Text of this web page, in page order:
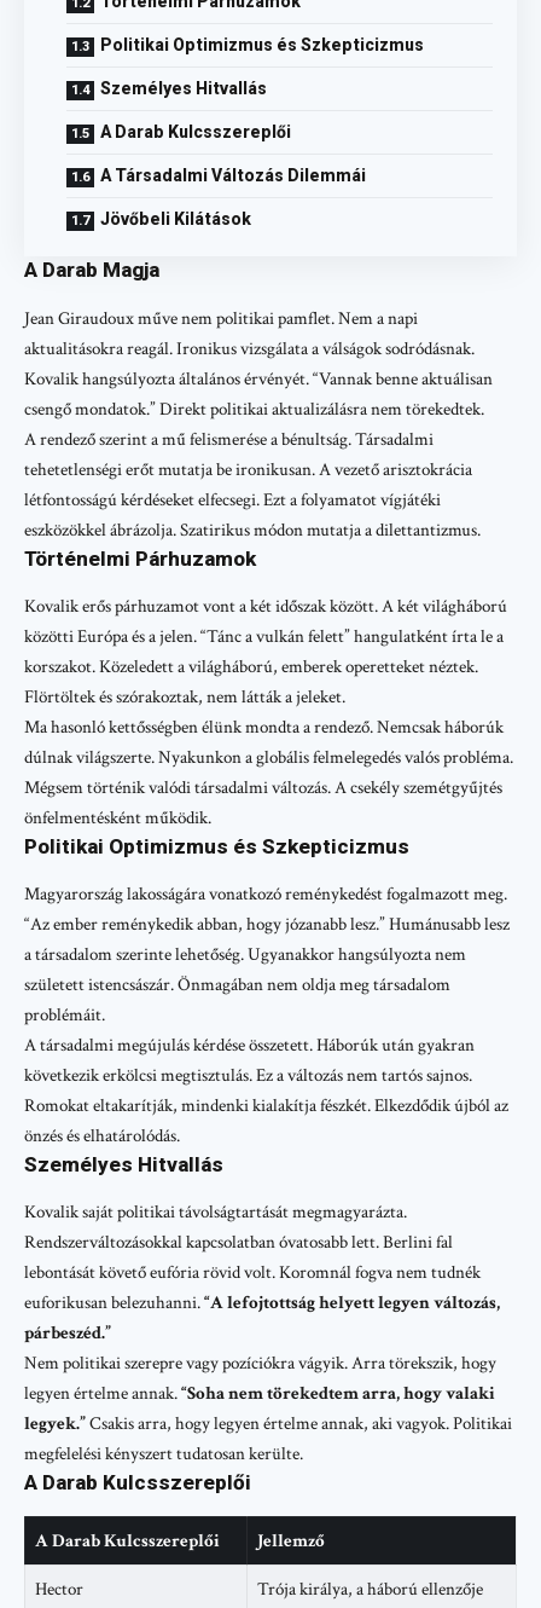
Politikai Optimizmus és Szkepticizmus
Személyes Hitvallás
A Darab Kulcsszereplői
A Társadalmi Változás Dilemmái
Jövőbeli Kilátások
A Darab Magja
Jean Giraudoux műve nem politikai pamflet. Nem a napi
aktualitásokra reagál. Ironikus vizsgálata a válságok sodródásnak.
Kovalik hangsúlyozta általános érvényét. “Vannak benne aktuálisan
csengő mondatok.” Direkt politikai aktualizálásra nem törekedtek.
A rendező szerint a mű felismerése a bénultság. Társadalmi
tehetetlenségi erőt mutatja be ironikusan. A vezető arisztokrácia
létfontosságú kérdéseket elfecsegi. Ezt a folyamatot vígjátéki
eszközökkel ábrázolja. Szatirikus módon mutatja a dilettantizmus.
Történelmi Párhuzamok
Kovalik erős párhuzamot vont a két időszak között. A két világháború
közötti Európa és a jelen. “Tánc a vulkán felett” hangulatként írta le a
korszakot. Közeledett a világháború, emberek operetteket néztek.
Flörtöltek és szórakoztak, nem látták a jeleket.
Ma hasonló kettősségben élünk mondta a rendező. Nemcsak háborúk
dúlnak világszerte. Nyakunkon a globális felmelegedés valós probléma.
Mégsem történik valódi társadalmi változás. A csekély szemétgyűjtés
önfelmentésként működik.
Politikai Optimizmus és Szkepticizmus
Magyarország lakosságára vonatkozó reménykedést fogalmazott meg.
“Az ember reménykedik abban, hogy józanabb lesz.” Humánusabb lesz
a társadalom szerinte lehetőség. Ugyanakkor hangsúlyozta nem
született istencsászár. Önmagában nem oldja meg társadalom
problémáit.
A társadalmi megújulás kérdése összetett. Háborúk után gyakran
következik erkölcsi megtisztulás. Ez a változás nem tartós sajnos.
Romokat eltakarítják, mindenki kialakítja fészkét. Elkezdődik újból az
önzés és elhatárolódás.
Személyes Hitvallás
Kovalik saját politikai távolságtartását megmagyarázta.
Rendszerváltozásokkal kapcsolatban óvatosabb lett. Berlini fal
lebontását követő eufória rövid volt. Koromnál fogva nem tudnék
euforikusan belezuhanni.“A lefojtottság helyett legyen változás,
párbeszéd.”
Nem politikai szerepre vagy pozíciókra vágyik. Arra törekszik, hogy
legyen értelme annak.“Soha nem törekedtem arra, hogy valaki
legyek.”Csakis arra, hogy legyen értelme annak, aki vagyok. Politikai
megfelelési kényszert tudatosan kerülte.
A Darab Kulcsszereplői
A Darab Kulcsszereplői Jellemző
Hector Trója királya, a háború ellenzője